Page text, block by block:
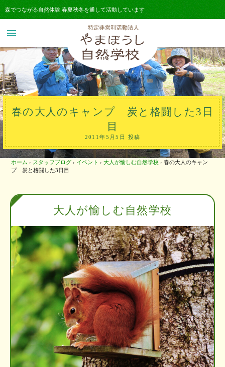
森でつながる自然体験 春夏秋冬を通して活動しています
menu
春の大人のキャンプ 炭と格闘した3日
目
2011年5月5日 投稿
ホーム › スタッフブログ › イベント › 大人が愉しむ自然学校 › 春の大人のキャン
プ 炭と格闘した3日目
大人が愉しむ自然学校